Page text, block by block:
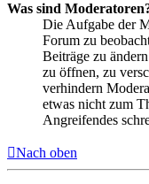
Was sind
Die Aufgabe der
Forum zu
Beiträge zu
zu öffnen, zu
verhindern
etwas nicht zum
Angreifendes
Nach oben